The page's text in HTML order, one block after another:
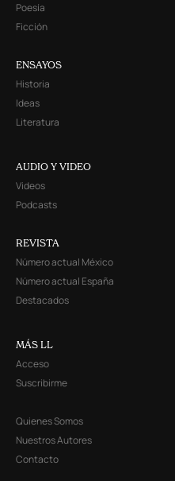
Poesía
Ficción
ENSAYOS
Historia
Ideas
Literatura
AUDIO Y VIDEO
Videos
Podcasts
REVISTA
Número actual México
Número actual España
Destacados
MÁS LL
Acceso
Suscribirme
Quienes Somos
Nuestros Autores
Contacto